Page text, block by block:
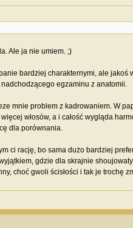
Ale ja nie umiem. ;)
bardziej charakternymi, ale jakoś
egzaminu z anatomii.
mnie problem z kadrowaniem. W
włosów, a i całość wygląda
dla porównania.
ci rację, bo sama dużo bardziej
gdzie dla skrajnie
choć gwoli ścisłości i tak je trochę